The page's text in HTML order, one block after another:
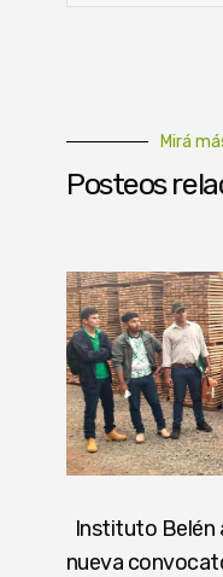
Mirá
Posteos
Instituto Belén
nueva